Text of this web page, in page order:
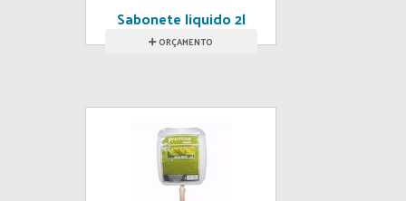
Sabonete liquido 2l
e 5l
ORÇAMENTO